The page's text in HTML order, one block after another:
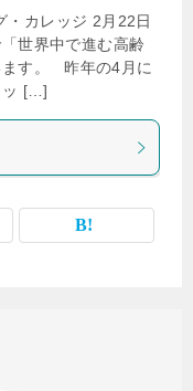
・カレッジ 2月22日
世界中で進む高齢
ます。 昨年の4月に
ッ […]